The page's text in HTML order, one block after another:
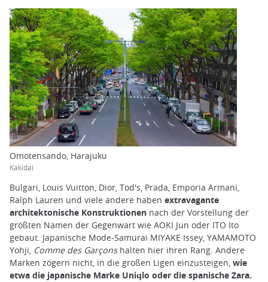
Omotensando, Harajuku
Kakidai
Bulgari, Louis Vuitton, Dior, Tod's, Prada, Emporia Armani,
Ralph Lauren und viele andere haben extravagante
architektonische Konstruktionen nach der Vorstellung der
größten Namen der Gegenwart wie AOKI Jun oder ITO Ito
gebaut. Japanische Mode-Samurai MIYAKE Issey, YAMAMOTO
Yohji, Comme des Garçonshalten hier ihren Rang. Andere
Marken zögern nicht, in die großen Ligen einzusteigen, wie
etwa die japanische Marke Uniqlo oder die spanische Zara.